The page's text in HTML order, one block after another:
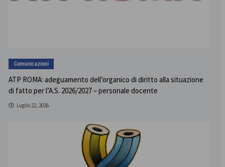
Comunicazioni
ATP ROMA: adeguamento dell’organico di diritto alla situazione
di fatto per l’A.S. 2026/2027 – personale docente
Luglio 22, 2026